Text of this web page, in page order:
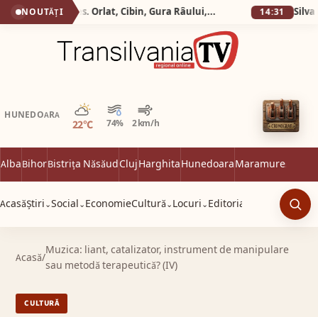
NOUTĂȚI Silva Logistic Services. Orlat, Cibin, Gura Râului, Paltinis, Arena Platos, Iezeru Mare, drumul spre inima Mǎrginimii. 14:31
HUNEDOARA
22°C 74% 2 km/h
Parțial noros
AlbaBihorBistrița NăsăudClujHarghitaHunedoaraMaramureș
AcasăȘtiri ⌄Social ⌄ EconomieCultură ⌄ Locuri ⌄ Editorial
Acasă/
Muzica: liant, catalizator, instrument de manipulare
sau metodă terapeutică? (IV)
CULTURĂ